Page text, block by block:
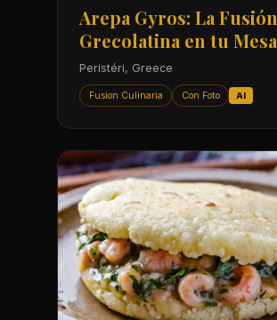
Arepa Gyros: La Fusión
Grecolatina en tu Mesa
Peristéri, Greece
Fusion Culinaria Con Foto AI